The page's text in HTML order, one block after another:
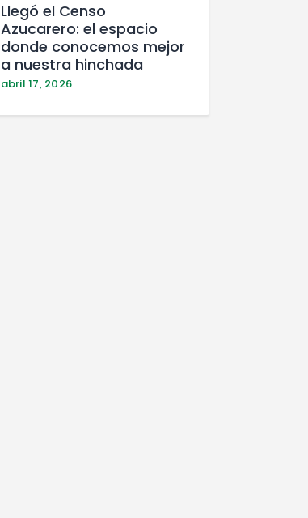
Llegó el Censo
Azucarero: el espacio
donde conocemos mejor
a nuestra hinchada
abril 17, 2026